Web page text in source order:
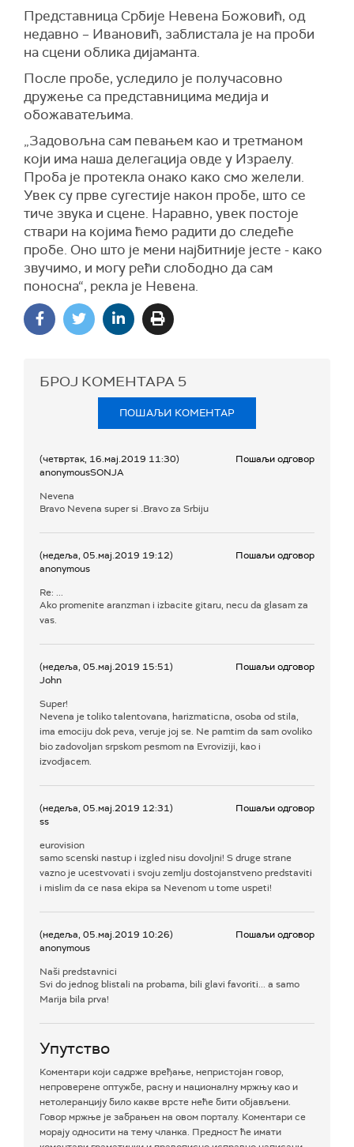
Представница Србије Невена Божовић, од
недавно – Ивановић, заблистала је на проби
на сцени облика дијаманта.
После пробе, уследило је получасовно
дружење са представницима медија и
обожаватељима.
„Задовољна сам певањем као и третманом
који има наша делегација овде у Израелу.
Проба је протекла онако како смо желели.
Увек су прве сугестије након пробе, што се
тиче звука и сцене. Наравно, увек постоје
ствари на којима ћемо радити до следеће
пробе. Оно што је мени најбитније јесте - како
звучимо, и могу рећи слободно да сам
поносна“, рекла је Невена.
БРОЈ КОМЕНТАРА 5
ПОШАЉИ КОМЕНТАР
(четвртак, 16.мај.2019 11:30)
anonymousSONJA
Пошаљи одговор
Nevena
Bravo Nevena super si .Bravo za Srbiju
(недеља, 05.мај.2019 19:12)
anonymous
Пошаљи одговор
Re: ...
Ako promenite aranzman i izbacite gitaru, necu da glasam za
vas.
(недеља, 05.мај.2019 15:51)
John
Пошаљи одговор
Super!
Nevena je toliko talentovana, harizmaticna, osoba od stila,
ima emociju dok peva, veruje joj se. Ne pamtim da sam ovoliko
bio zadovoljan srpskom pesmom na Evroviziji, kao i
izvodjacem.
(недеља, 05.мај.2019 12:31)
ss
Пошаљи одговор
eurovision
samo scenski nastup i izgled nisu dovoljni! S druge strane
vazno je ucestvovati i svoju zemlju dostojanstveno predstaviti
i mislim da ce nasa ekipa sa Nevenom u tome uspeti!
(недеља, 05.мај.2019 10:26)
anonymous
Пошаљи одговор
Naši predstavnici
Svi do jednog blistali na probama, bili glavi favoriti... a samo
Marija bila prva!
Упутство
Коментари који садрже вређање, непристојан говор,
непроверене оптужбе, расну и националну мржњу као и
нетолеранцију било какве врсте неће бити објављени.
Говор мржње је забрањен на овом порталу. Коментари се
морају односити на тему чланка. Предност ће имати